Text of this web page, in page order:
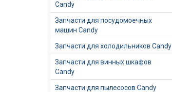
Candy
Запчасти для посудомоечных
машин Candy
Запчасти для холодильников Candy
Запчасти для винных шкафов
Candy
Запчасти для пылесосов Candy